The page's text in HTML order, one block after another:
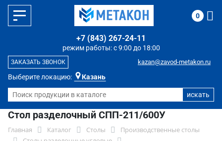
Выберите локацию: Казань
режим работы: с 9:00 до 18:00
+7 (843) 267-24-11
kazan@zavod-metakon.ru
ЗАКАЗАТЬ ЗВОНОК
0
Стол разделочный СПП-211/600У
Главная Каталог Столы
Производственные столы